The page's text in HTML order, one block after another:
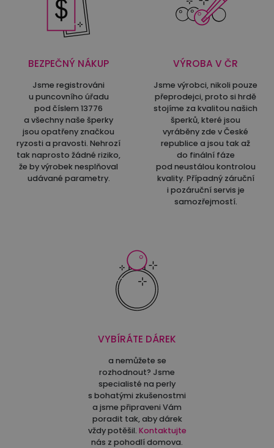
BEZPEČNÝ NÁKUP
Jsme registrováni
u puncovního úřadu
pod číslem 13776
a všechny naše šperky
jsou opatřeny značkou
ryzosti a pravosti. Nehrozí
tak naprosto žádné riziko,
že by výrobek nesplňoval
udávané parametry.
VÝROBA V ČR
Jsme výrobci, nikoli pouze
přeprodejci, proto si hrdě
stojíme za kvalitou našich
šperků, které jsou
vyráběny zde v České
republice a jsou tak až
do finální fáze
pod neustálou kontrolou
kvality. Případný záruční
i pozáruční servis je
samozřejmostí.
VYBÍRÁTE DÁREK
a nemůžete se
rozhodnout? Jsme
specialisté na perly
s bohatými zkušenostmi
a jsme připraveni Vám
poradit tak, aby dárek
vždy potěšil. Kontaktujte
nás z pohodlí domova.